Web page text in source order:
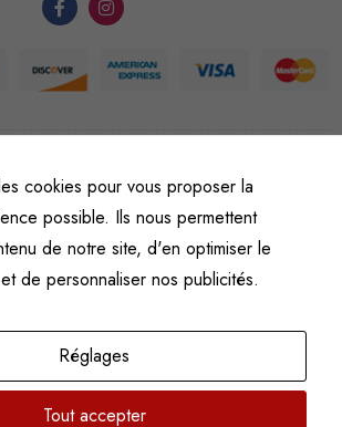
numismatics– Tous droits réservés.
Conditions générales de vente et d’utilisation
Mentions légales
cookies pour vous proposer la
possible. Ils nous permettent
de notre site, d'en optimiser le
de personnaliser nos publicités.
Réglages
Tout accepter
Statistiques
Afin que
puissions
fonctionnalité
et la
structure du
site Web, en
fonction de
en est fait.